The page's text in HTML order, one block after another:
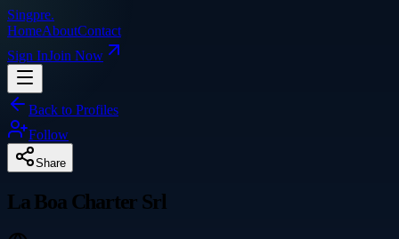
Singpre.
HomeAboutContact
Sign InJoin Now
Back to Profiles
Follow
Share
La Boa Charter Srl